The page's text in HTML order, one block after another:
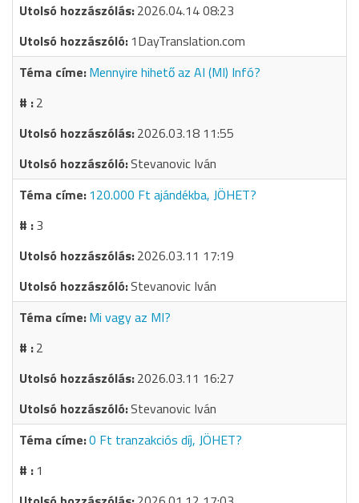
2026.04.14 08:23
1DayTranslation.com
Mennyire hihető az AI (MI) Infó?
2
2026.03.18 11:55
Stevanovic Iván
120.000 Ft ajándékba, JÖHET?
3
2026.03.11 17:19
Stevanovic Iván
Mi vagy az MI?
2
2026.03.11 16:27
Stevanovic Iván
0 Ft tranzakciós díj, JÖHET?
1